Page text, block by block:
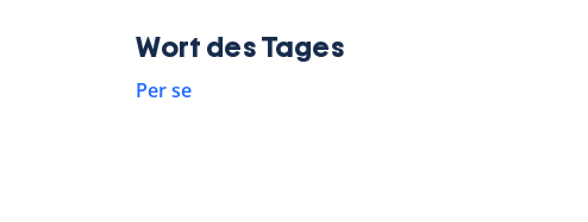
Wort des Tages
Per se